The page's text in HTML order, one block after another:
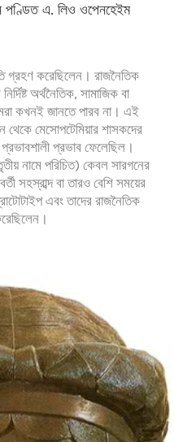
পণ্ডিত এ. লিও ওপেনহেইম
গ্রহণ করেছিলেন। রাজনৈতিক
অর্থনৈতিক, সামাজিক বা
কখনই জানতে পারব না। এই
মেসোপটেমিয়ার শাসকদের
প্রভাব ফেলেছিল।
নামে পরিচিত) কেবল সারগনের
সহস্রাব্দ বা তারও বেশি সময়ের
এবং তাদের রাজনৈতিক